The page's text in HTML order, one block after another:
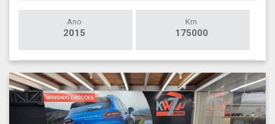
Ano
2015
Km
175000